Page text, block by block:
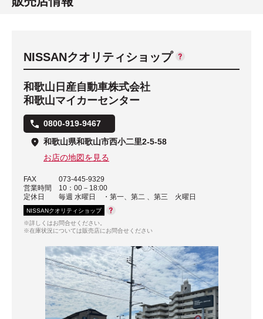
NISSANクオリティショップ
和歌山日産自動車株式会社
和歌山マイカーセンター
0800-919-9467
和歌山県和歌山市西小二里2-5-58
お店の地図を見る
FAX
073-445-9329
営業時間
10：00－18:00
定休日
毎週 水曜日 ・第一、第二 、第三 火曜日
NISSANクオリティショップ
※詳しくはお問合せください。
※在庫状況については販売店にお問合せください